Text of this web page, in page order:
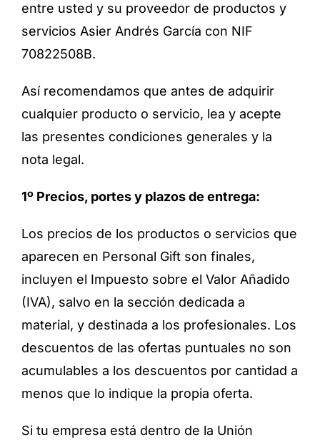
entre usted y su proveedor de productos y
servicios Asier Andrés García con NIF
70822508B.
Así recomendamos que antes de adquirir
cualquier producto o servicio, lea y acepte
las presentes condiciones generales y la
nota legal.
1º Precios, portes y plazos de entrega:
Los precios de los productos o servicios que
aparecen en Personal Gift son finales,
incluyen el Impuesto sobre el Valor Añadido
(IVA), salvo en la sección dedicada a
material, y destinada a los profesionales. Los
descuentos de las ofertas puntuales no son
acumulables a los descuentos por cantidad a
menos que lo indique la propia oferta.
Si tu empresa está dentro de la Unión